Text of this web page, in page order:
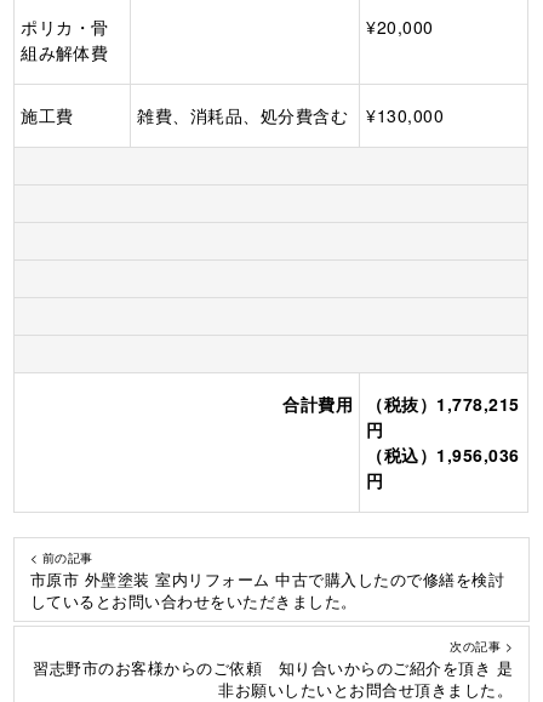
ポリカ・骨
組み解体費
¥20,000
施工費 雑費、消耗品、処分費含む ¥130,000
合計費用
（税抜）1,778,215
円
（税込）1,956,036
円
< 前の記事
市原市 外壁塗装 室内リフォーム 中古で購入したので修繕を検討
しているとお問い合わせをいただきました。
次の記事 >
習志野市のお客様からのご依頼 知り合いからのご紹介を頂き 是
非お願いしたいとお問合せ頂きました。